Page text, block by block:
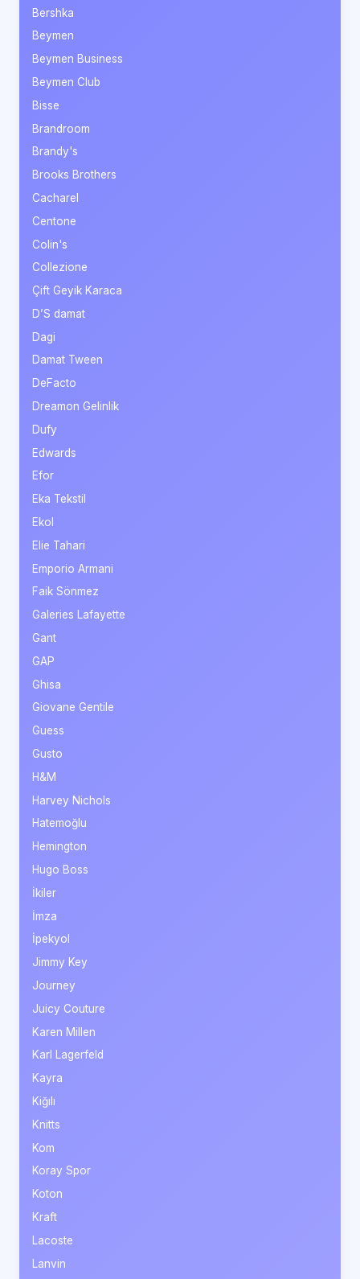
Bershka
Beymen
Beymen Business
Beymen Club
Bisse
Brandroom
Brandy's
Brooks Brothers
Cacharel
Centone
Colin's
Collezione
Çift Geyik Karaca
D’S damat
Dagi
Damat Tween
DeFacto
Dreamon Gelinlik
Dufy
Edwards
Efor
Eka Tekstil
Ekol
Elie Tahari
Emporio Armani
Faik Sönmez
Galeries Lafayette
Gant
GAP
Ghisa
Giovane Gentile
Guess
Gusto
H&M
Harvey Nichols
Hatemoğlu
Hemington
Hugo Boss
İkiler
İmza
İpekyol
Jimmy Key
Journey
Juicy Couture
Karen Millen
Karl Lagerfeld
Kayra
Kiğılı
Knitts
Kom
Koray Spor
Koton
Kraft
Lacoste
Lanvin